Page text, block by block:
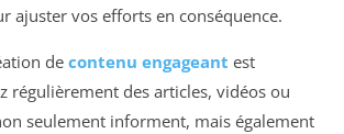
ajuster vos efforts en conséquence.
de contenu engageant est
régulièrement des articles, vidéos ou
seulement informent, mais également